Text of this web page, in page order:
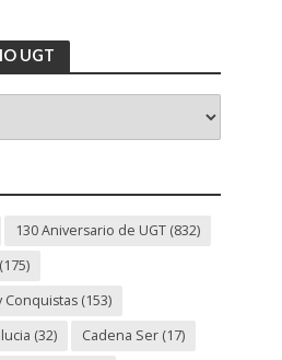
UGT
130 Aniversario de UGT(832)
Conquistas(153)
(32) Cadena Ser(17)